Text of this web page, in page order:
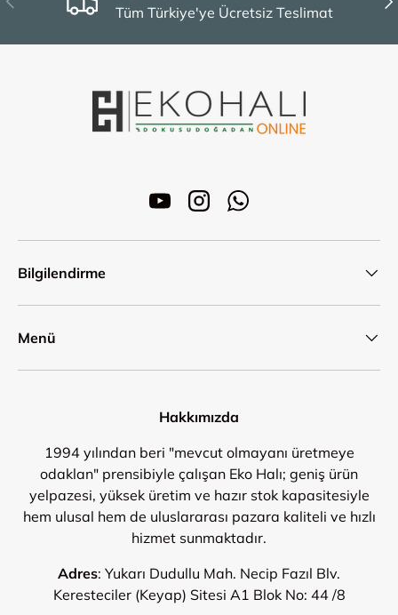
Tüm Türkiye'ye Ücretsiz Teslimat
YouTubeInstagramWhatsApp
Bilgilendirme
Menü
Hakkımızda
1994 yılından beri "mevcut olmayanı üretmeye
odaklan" prensibiyle çalışan Eko Halı; geniş ürün
yelpazesi, yüksek üretim ve hazır stok kapasitesiyle
hem ulusal hem de uluslararası pazara kaliteli ve hızlı
hizmet sunmaktadır.
Adres: Yukarı Dudullu Mah. Necip Fazıl Blv.
Keresteciler (Keyap) Sitesi A1 Blok No: 44 /8